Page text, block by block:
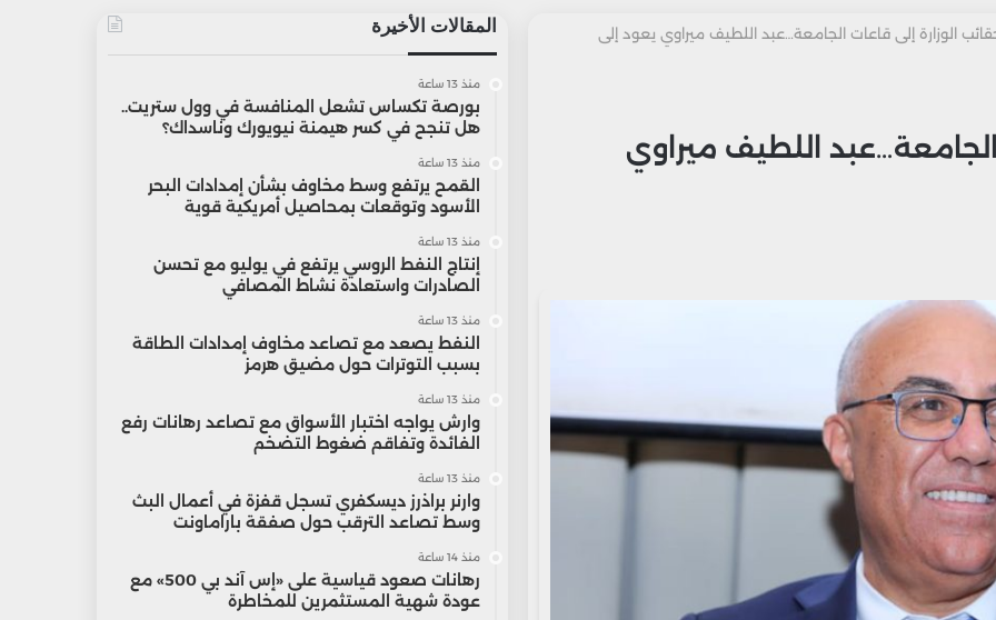
الوزارة إلى قاعات الجامعة…عبد اللطيف ميراوي يعود إلى
اللطيف ميراوي
المقالات الأخيرة
منذ 13 ساعة
بورصة تكساس تشعل المنافسة في وول ستريت..
هل تنجح في كسر هيمنة نيويورك وناسداك؟
منذ 13 ساعة
القمح يرتفع وسط مخاوف بشأن إمدادات البحر
الأسود وتوقعات بمحاصيل أمريكية قوية
منذ 13 ساعة
إنتاج النفط الروسي يرتفع في يوليو مع تحسن
الصادرات واستعادة نشاط المصافي
منذ 13 ساعة
النفط يصعد مع تصاعد مخاوف إمدادات الطاقة
بسبب التوترات حول مضيق هرمز
منذ 13 ساعة
وارش يواجه اختبار الأسواق مع تصاعد رهانات رفع
الفائدة وتفاقم ضغوط التضخم
منذ 13 ساعة
وارنر براذرز ديسكفري تسجل قفزة في أعمال البث
وسط تصاعد الترقب حول صفقة باراماونت
منذ 14 ساعة
رهانات صعود قياسية على «إس آند بي 500» مع
عودة شهية المستثمرين للمخاطرة